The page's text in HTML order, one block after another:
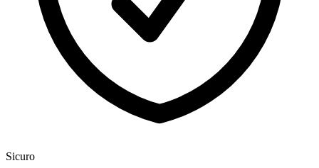
Sicuro